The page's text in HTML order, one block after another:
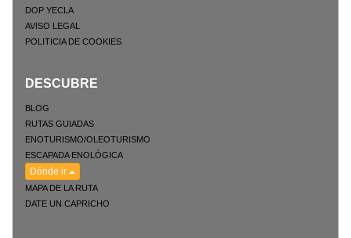
DOP YECLA
AVISO LEGAL
POLITICIA DE COOKIES
DESCUBRE
BLOG
RUTAS GUIADAS
ENOTURISMO/OLEOTURISMO
ESCAPADA ENOLÓGICA
Dónde ir
MAPA DE LA RUTA
DATE UN CAPRICHO